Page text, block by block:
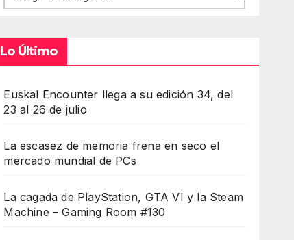
Lo Último
Euskal Encounter llega a su edición 34, del
23 al 26 de julio
La escasez de memoria frena en seco el
mercado mundial de PCs
La cagada de PlayStation, GTA VI y la Steam
Machine – Gaming Room #130